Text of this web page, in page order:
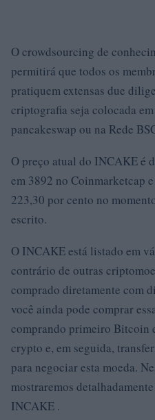
O crowdsourcing de
permitirá que todos os
pratiquem extensas due
criptografia seja colocada
pancakeswap ou na Rede
O preço atual do INCAKE é
em 3892 no Coinmarketcap
223,30 por cento no
escrito.
O INCAKE está listado em
contrário de outras
comprado diretamente com
você ainda pode comprar
comprando primeiro Bitcoin
crypto e, em seguida,
para negociar esta moeda.
mostraremos
INCAKE .